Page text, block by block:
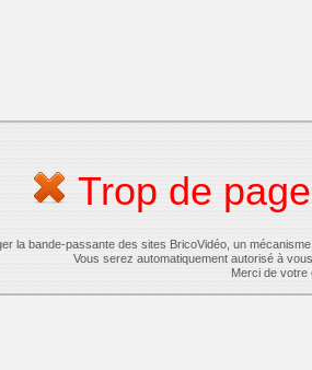
Trop de
la bande-passante des sites BricoVidéo, un
Vous serez automatiquement autorisé à
Merci de votre